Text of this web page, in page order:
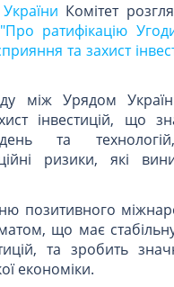
Комітет
ратифікацію
та захист
між Урядом
інвестицій, що
та технологій,
ризики, які
позитивного
що має
та зробить
економіки.